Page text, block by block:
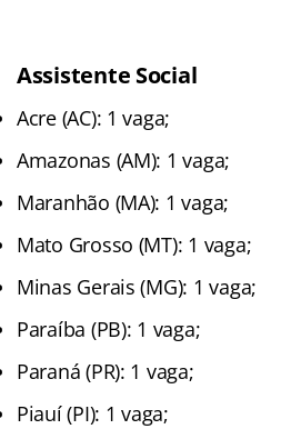
Assistente Social
Acre (AC): 1 vaga;
Amazonas (AM): 1 vaga;
Maranhão (MA): 1 vaga;
Mato Grosso (MT): 1 vaga;
Minas Gerais (MG): 1 vaga;
Paraíba (PB): 1 vaga;
Paraná (PR): 1 vaga;
Piauí (PI): 1 vaga;